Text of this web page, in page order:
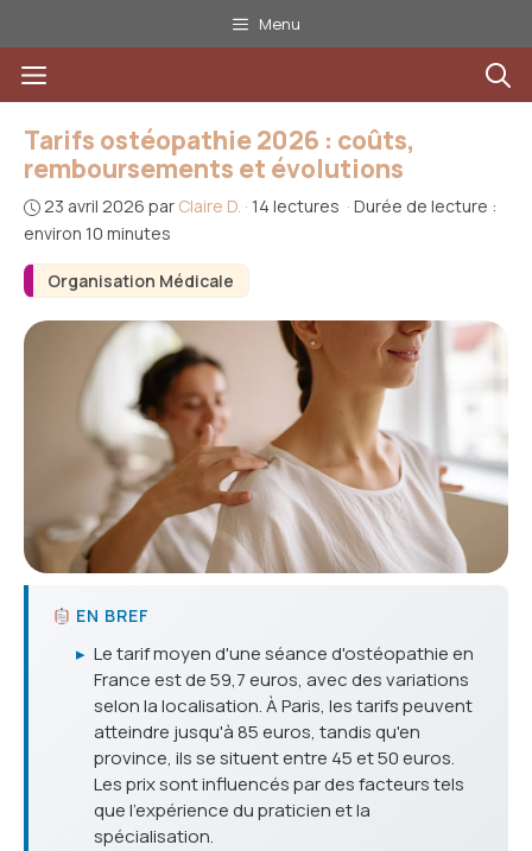
au
contenu
Menu
Menu
Organisation Médicale
Tarifs ostéopathie 2026 : coûts,
remboursements et évolutions
23 avril 2026 par Claire D. · 14 lectures · Durée de lecture :
environ 10 minutes
EN BREF
▸ Le tarif moyen d'une séance d'ostéopathie en
France est de 59,7 euros, avec des variations
selon la localisation. À Paris, les tarifs peuvent
atteindre jusqu'à 85 euros, tandis qu'en
province, ils se situent entre 45 et 50 euros.
Les prix sont influencés par des facteurs tels
que l'expérience du praticien et la
spécialisation.